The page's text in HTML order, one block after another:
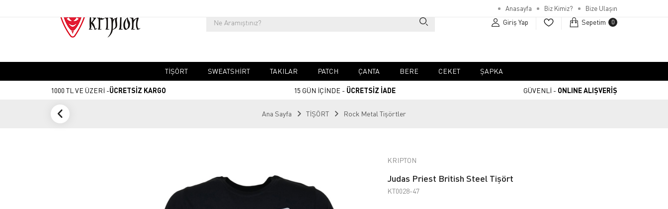
Anasayfa Biz Kimiz? Bize Ulaşın
Giriş Yap Sepetim 0
TIŞÖRT SWEATSHIRT TAKILAR PATCH ÇANTA BERE CEKET ŞAPKA
1000 TL VE ÜZERİ -ÜCRETSİZ KARGO 15 GÜN İÇİNDE - ÜCRETSİZ İADE GÜVENLİ - ONLINE ALIŞVERİŞ
Ana Sayfa TİŞÖRT Rock Metal Tişörtler
KRIPTON
Judas Priest British Steel Tişört
KT0028-47